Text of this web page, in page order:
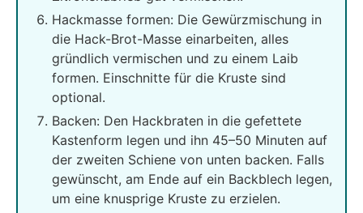
Hackmasse formen: Die Gewürzmischung in
die Hack-Brot-Masse einarbeiten, alles
gründlich vermischen und zu einem Laib
formen. Einschnitte für die Kruste sind
optional.
Backen: Den Hackbraten in die gefettete
Kastenform legen und ihn 45–50 Minuten auf
der zweiten Schiene von unten backen. Falls
gewünscht, am Ende auf ein Backblech legen,
um eine knusprige Kruste zu erzielen.